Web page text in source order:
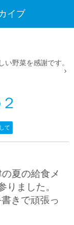
イブ
い野菜を感謝です。
て
夏の給食メ
りました。
きで頑張っ